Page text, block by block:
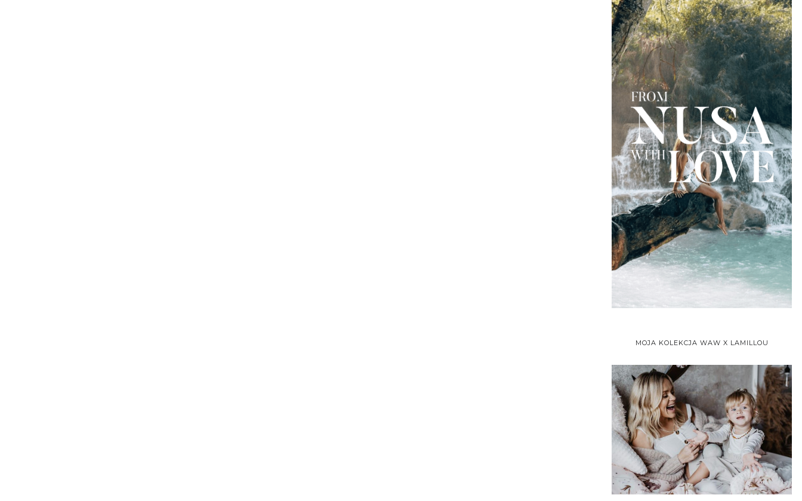
MOJA KOLEKCJA WAW X LAMILLOU